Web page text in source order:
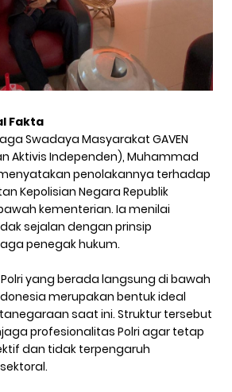
Fakta
Swadaya Masyarakat GAVEN
Aktivis Independen), Muhammad
penolakannya terhadap
Kepolisian Negara Republik
kementerian. Ia menilai
sejalan dengan prinsip
penegak hukum.
Polri yang berada langsung di bawah
merupakan bentuk ideal
saat ini. Struktur tersebut
profesionalitas Polri agar tetap
dan tidak terpengaruh